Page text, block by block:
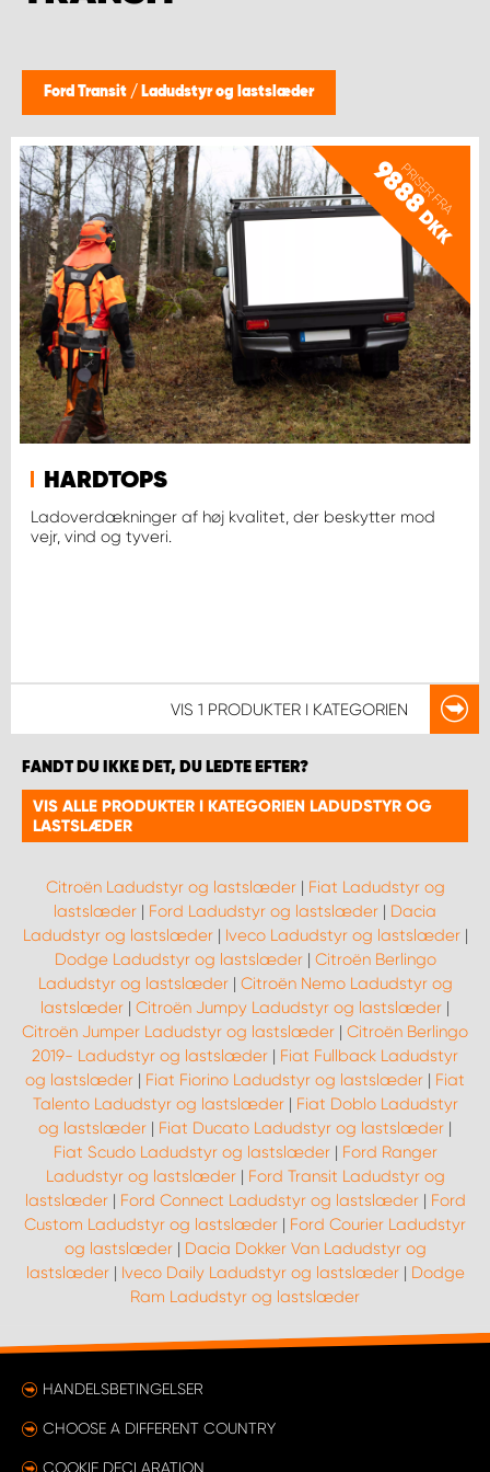
Ford Transit / Ladudstyr og lastslæder
PRISER FRA
9888
DKK
HARDTOPS
Ladoverdækninger af høj kvalitet, der beskytter mod
vejr, vind og tyveri.
VIS 1 PRODUKTER I KATEGORIEN
FANDT DU IKKE DET, DU LEDTE EFTER?
VIS ALLE PRODUKTER I KATEGORIEN LADUDSTYR OG
LASTSLÆDER
Citroën Ladudstyr og lastslæder| Fiat Ladudstyr og
lastslæder | Ford Ladudstyr og lastslæder | Dacia
Ladudstyr og lastslæder| Iveco Ladudstyr og lastslæder|
Dodge Ladudstyr og lastslæder| Citroën Berlingo
Ladudstyr og lastslæder| Citroën Nemo Ladudstyr og
lastslæder | Citroën Jumpy Ladudstyr og lastslæder |
Citroën Jumper Ladudstyr og lastslæder | Citroën Berlingo
2019- Ladudstyr og lastslæder | Fiat Fullback Ladudstyr
og lastslæder | Fiat Fiorino Ladudstyr og lastslæder | Fiat
Talento Ladudstyr og lastslæder| Fiat Doblo Ladudstyr
og lastslæder | Fiat Ducato Ladudstyr og lastslæder |
Fiat Scudo Ladudstyr og lastslæder| Ford Ranger
Ladudstyr og lastslæder| Ford Transit Ladudstyr og
lastslæder| Ford Connect Ladudstyr og lastslæder| Ford
Custom Ladudstyr og lastslæder | Ford Courier Ladudstyr
og lastslæder| Dacia Dokker Van Ladudstyr og
lastslæder| Iveco Daily Ladudstyr og lastslæder| Dodge
Ram Ladudstyr og lastslæder
HANDELSBETINGELSER
CHOOSE A DIFFERENT COUNTRY
COOKIE DECLARATION